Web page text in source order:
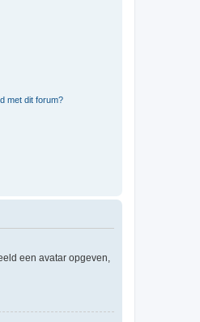
met dit forum?
een avatar opgeven,